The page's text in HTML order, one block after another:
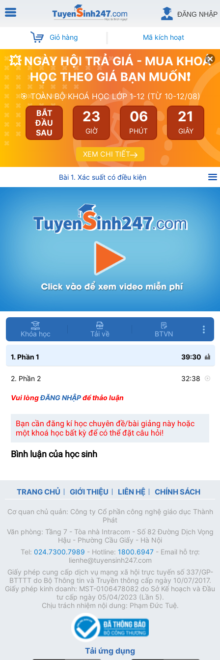
ĐĂNG NHẬP
Giỏ hàng Mã kích hoạt
💥 NGÀY HỘI TRẢ GIÁ - MUA KHOÁ
HỌC THEO GIÁ BẠN MUỐN❗
🎯 TOÀN BỘ KHOÁ HỌC LỚP 1-12 (TỪ 10-12/08)
BẮT
ĐẦU
SAU
23
GIỜ
06
PHÚT
21
GIÂY
XEM CHI TIẾT
Bài 1. Xác suất có điều kiện
Khóa học Tải về BTVN
1. Phần 1 39:30
2. Phần 2 32:38
Vui lòngĐĂNG NHẬPđể thảo luận
Bạn cần đăng kí học chuyên đề/bài giảng này hoặc
một khoá học bất kỳ để có thể đặt câu hỏi!
Bình luận của học sinh
TRANG CHỦ GIỚI THIỆU LIÊN HỆ CHÍNH SÁCH
Cơ quan chủ quản: Công ty Cổ phần công nghệ giáo dục Thành
Phát
Văn phòng: Tầng 7 - Tòa nhà Intracom - Số 82 Đường Dịch Vọng
Hậu - Phường Cầu Giấy - Hà Nội
Tel: 024.7300.7989 - Hotline: 1800.6947- Email hỗ trợ:
lienhe@tuyensinh247.com
Giấy phép cung cấp dịch vụ mạng xã hội trực tuyến số 337/GP-
BTTTT do Bộ Thông tin và Truyền thông cấp ngày 10/07/2017.
Giấy phép kinh doanh: MST-0106478082 do Sở Kế hoạch và Đầu
tư cấp ngày 05/04/2023 (Lần 5).
Chịu trách nhiệm nội dung: Phạm Đức Tuệ.
Tải ứng dụng